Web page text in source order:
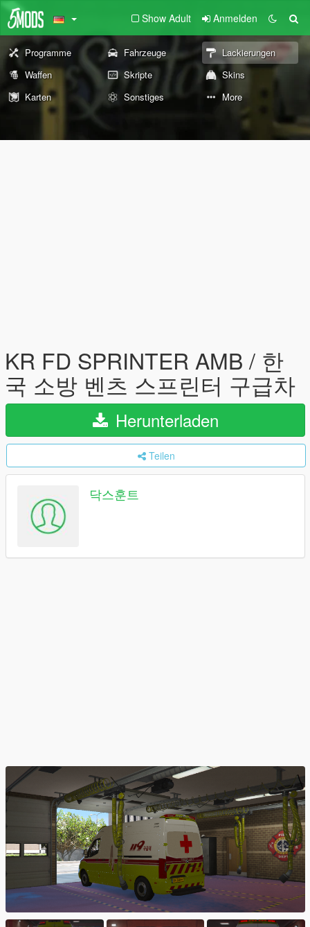
Show Adult Anmelden
Programme Fahrzeuge
Lackierungen
Waffen
Skripte
Skins
Karten
Sonstiges More
KR FD SPRINTER AMB / 한
국 소방 벤츠 스프린터 구급차
Herunterladen
Teilen
닥스훈트